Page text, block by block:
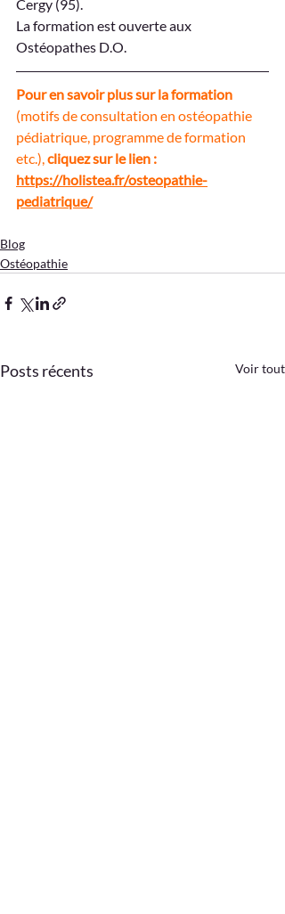
Cergy (95).
La formation est ouverte aux
Ostéopathes D.O.
Pour en savoir plus sur la formation
(motifs de consultation en ostéopathie
pédiatrique, programme de formation
etc.), cliquez sur le lien :
https://holistea.fr/osteopathie-
pediatrique/
Blog
Ostéopathie
Posts récents Voir tout